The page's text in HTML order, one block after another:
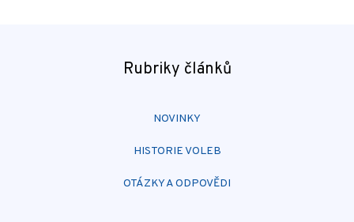
Rubriky článků
NOVINKY
HISTORIE VOLEB
OTÁZKY A ODPOVĚDI